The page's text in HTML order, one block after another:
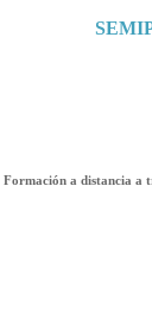
Formación a distancia a